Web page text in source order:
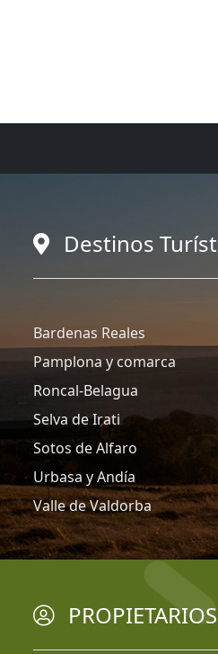
Destinos
Bardenas Reales
Pamplona y comarca
Roncal-Belagua
Selva de Irati
Sotos de Alfaro
Urbasa y Andía
Valle de Valdorba
PROPIETARIOS